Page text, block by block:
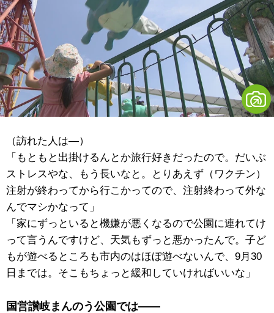
（訪れた人は―）
「もともと出掛けるんとか旅行好きだったので。だいぶ
ストレスやな、もう長いなと。とりあえず（ワクチン）
注射が終わってから行こかってので、注射終わって外な
んでマシかなって」
「家にずっといると機嫌が悪くなるので公園に連れてけ
って言うんですけど、天気もずっと悪かったんで。子ど
もが遊べるところも市内のはほぼ遊べないんで、9月30
日までは。そこもちょっと緩和していければいいな」
国営讃岐まんのう公園では――